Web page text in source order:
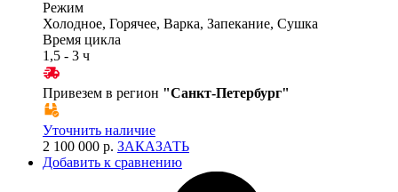
Режим
Холодное, Горячее, Варка, Запекание, Сушка
Время цикла
1,5 - 3 ч
Привезем в регион "Санкт-Петербург"
Уточнить наличие
2 100 000 р. ЗАКАЗАТЬ
Добавить к сравнению